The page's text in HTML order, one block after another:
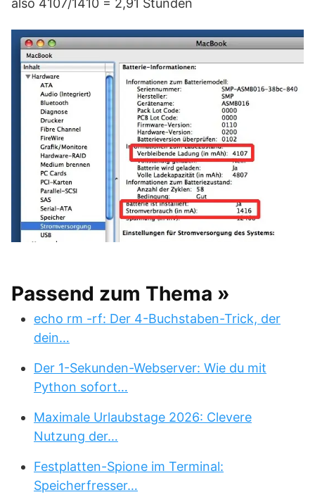
also 4107/1410 = 2,91 Stunden
Passend zum Thema »
echo rm -rf: Der 4-Buchstaben-Trick, der
dein…
Der 1-Sekunden-Webserver: Wie du mit
Python sofort…
Maximale Urlaubstage 2026: Clevere
Nutzung der…
Festplatten-Spione im Terminal:
Speicherfresser…